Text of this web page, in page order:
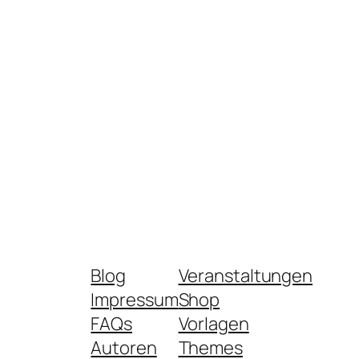
Blog
Impressum
FAQs
Autoren
Veranstaltungen
Shop
Vorlagen
Themes